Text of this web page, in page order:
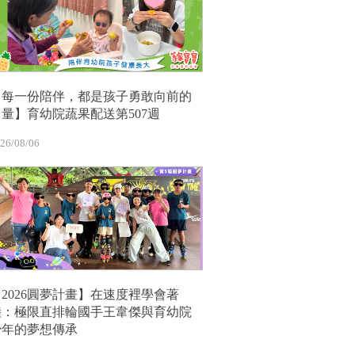
一份陪伴，都是孩子勇敢向前的
】育幼院蔬果配送第507週
08/06
圓夢計畫】在速度裡學會著
極限直排輪國手王韋傑與育幼院
的夢想傳承